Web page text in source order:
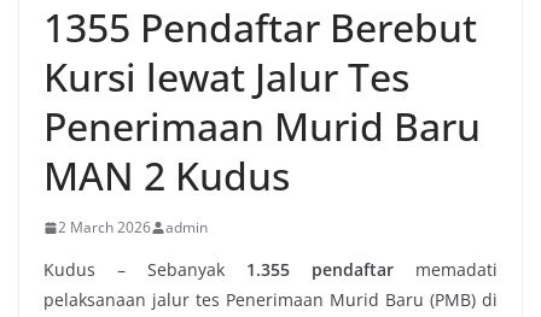
1355 Pendaftar Berebut
Kursi lewat Jalur Tes
Penerimaan Murid Baru
MAN 2 Kudus
2 March 2026 admin
Kudus – Sebanyak 1.355 pendaftar memadati
pelaksanaan jalur tes Penerimaan Murid Baru (PMB) di